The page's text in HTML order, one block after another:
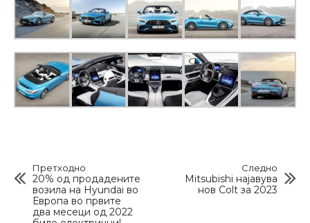
Претходно
20% од продадените
возила на Hyundai во
Европа во првите
два месеци од 2022
Следно
Mitsubishi најавува
нов Colt за 2023